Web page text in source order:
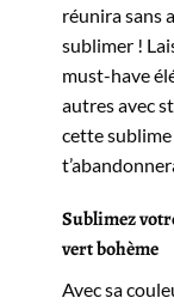
réunira sans
sublimer !
must-have
autres avec
cette sublime
Sublimez
vert bohème
Avec sa